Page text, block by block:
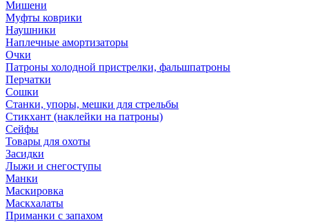
Мишени
Муфты коврики
Наушники
Наплечные амортизаторы
Очки
Патроны холодной пристрелки, фальшпатроны
Перчатки
Сошки
Станки, упоры, мешки для стрельбы
Стикхант (наклейки на патроны)
Сейфы
Товары для охоты
Засидки
Лыжи и снегоступы
Манки
Маскировка
Маскхалаты
Приманки с запахом